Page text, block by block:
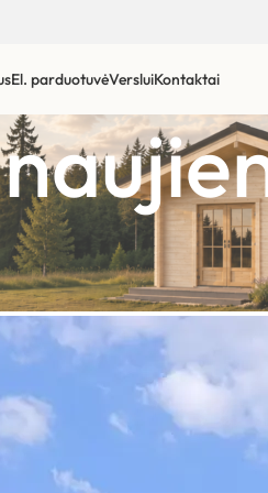
El. parduotuvėVersluiKontaktai
SODO NAMELIAI IR VASARNAMIAI
nameliui